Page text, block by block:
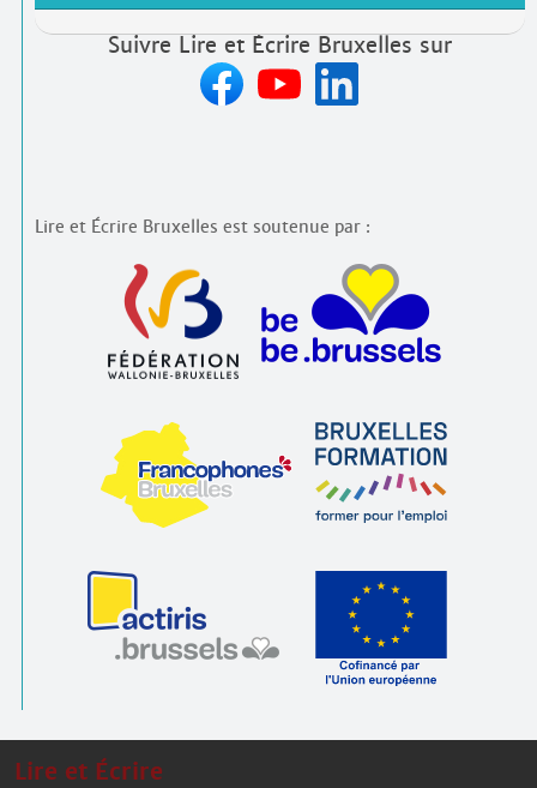
Suivre Lire et Écrire Bruxelles sur
Lire et Écrire Bruxelles est soutenue par :
Lire et Écrire